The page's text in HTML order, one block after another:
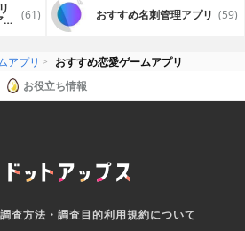
(61) おすすめ名刺管理アプリ (59)
アプリ
おすすめ恋愛ゲームアプリ
お役立ち情報
調査方法・調査目的利用規約について